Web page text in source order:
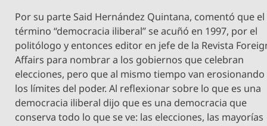
Por su parte Said Hernández Quintana, comentó que el
término “democracia iliberal” se acuñó en 1997, por el
politólogo y entonces editor en jefe de la Revista
Affairs para nombrar a los gobiernos que celebran
elecciones, pero que al mismo tiempo van erosionando
los límites del poder. Al reflexionar sobre lo que es una
democracia iliberal dijo que es una democracia que
conserva todo lo que se ve: las elecciones, las mayorías